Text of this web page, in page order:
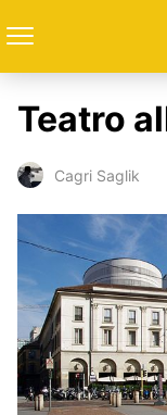
Teatro
Cagri Saglik